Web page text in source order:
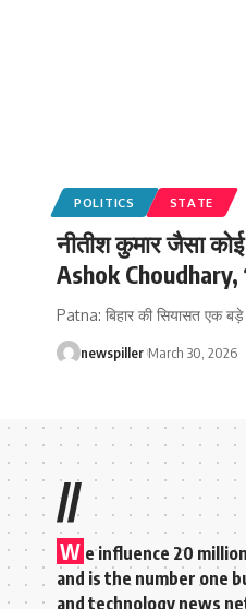
POLITICS STATE
नीतीश कुमार जैसा
Ashok Choudhary,
Patna: बिहार की सियासत एक
newspiller March 30, 2026
//
W e influence 20
and is the number one
and technology news